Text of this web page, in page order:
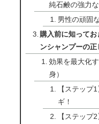
純石鹸の強力
男性の頑固
購入前に知って
ンシャンプーの
効果を最大化
身）
【ステップ
ギ！
【ステップ